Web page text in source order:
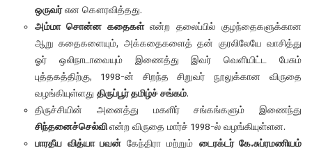
ஒருவர்என கௌரவித்தது.
அம்மா சொன்ன கதைகள் என்ற தலைப்பில் குழந்தைகளுக்கான
ஆறு கதைகளையும், அக்கதைகளைத் தன் குரலிலேயே வாசித்து
ஓர் ஒலிநாடாவையும் இணைத்து இவர் வெளியிட்ட பேசும்
புத்தகத்திற்கு, 1998-ன் சிறந்த சிறுவர் நூலுக்கான விருதை
வழங்கியுள்ளது திருப்பூர் தமிழ்ச் சங்கம்.
திருச்சியின் அனைத்து மகளிர் சங்கங்களும் இணைந்து
சிந்தனைச்செல்விஎன்ற விருதை மார்ச் 1998-ல் வழங்கியுள்ளன.
பாரதீய வித்யா பவன் கேந்திரா மற்றும் டைரக்டர் கே.சுப்ரமணியம்